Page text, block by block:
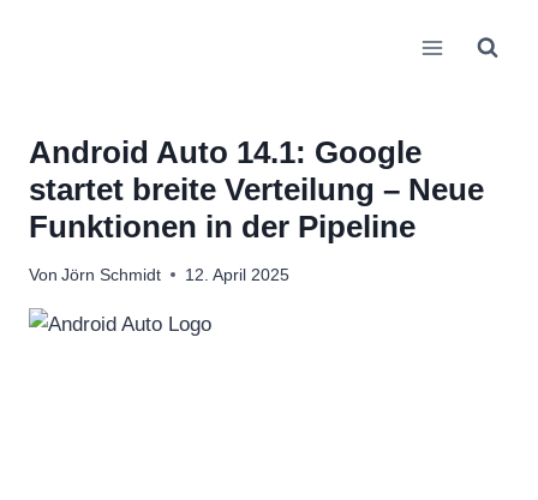
Android Auto 14.1: Google
startet breite Verteilung – Neue
Funktionen in der Pipeline
Von Jörn Schmidt 12. April 2025